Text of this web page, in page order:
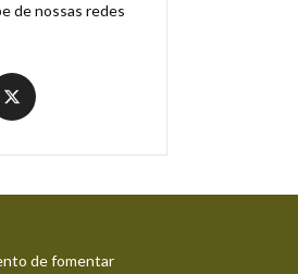
de nossas redes
de fomentar